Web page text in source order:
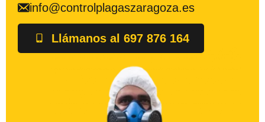
info@controlplagaszaragoza.es
Llámanos al 697 876 164